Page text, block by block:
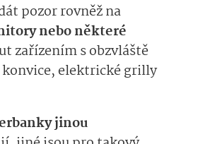
pozor rovněž na
nebo některé
zařízením s obzvláště
elektrické grilly
jinou